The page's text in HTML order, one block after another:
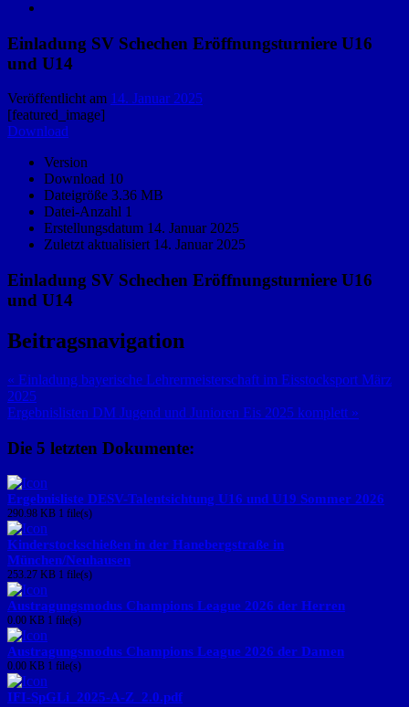
Einladung SV Schechen Eröffnungsturniere U16
und U14
Veröffentlicht am 14. Januar 2025
[featured_image]
Download
Version
Download 10
Dateigröße 3.36 MB
Datei-Anzahl 1
Erstellungsdatum 14. Januar 2025
Zuletzt aktualisiert 14. Januar 2025
Einladung SV Schechen Eröffnungsturniere U16
und U14
Beitragsnavigation
« Einladung bayerische Lehrermeisterschaft im Eisstocksport März
2025
Ergebnislisten DM Jugend und Junioren Eis 2025 komplett »
Die 5 letzten Dokumente:
Ergebnisliste DESV-Talentsichtung U16 und U19 Sommer 2026
290.98 KB 1 file(s)
Kinderstockschießen in der Hanebergstraße in
München/Neuhausen
253.27 KB 1 file(s)
Austragungsmodus Champions League 2026 der Herren
0.00 KB 1 file(s)
Austragungsmodus Champions League 2026 der Damen
0.00 KB 1 file(s)
IFI-SpGLi_2025-A-Z_2.0.pdf